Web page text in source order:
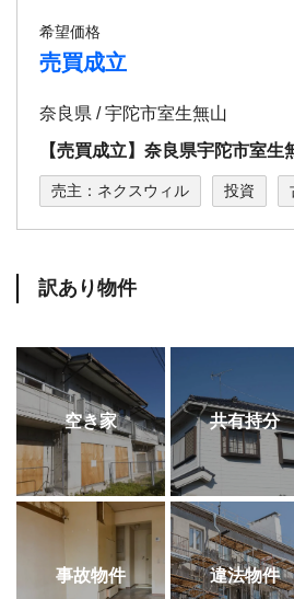
希望価格
売買成立
奈良県 / 宇陀市室生無山
【売買成立】奈良県宇陀市室生
売主：ネクスウィル 投資
訳あり物件
空き家 共有持分
事故物件 違法物件